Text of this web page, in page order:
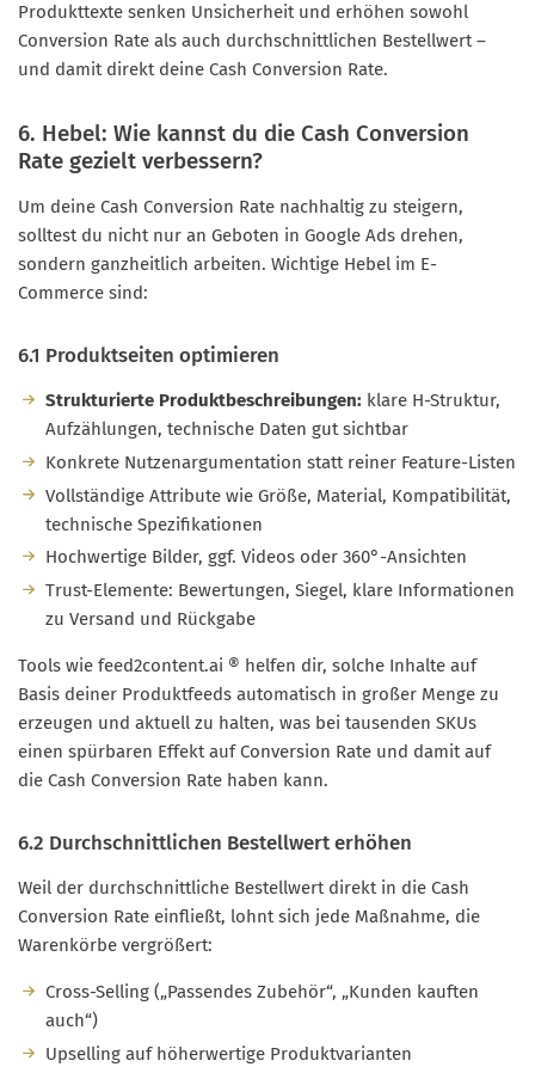
Produkttexte senken Unsicherheit und erhöhen sowohl
Conversion Rate als auch durchschnittlichen Bestellwert –
und damit direkt deine Cash Conversion Rate.
6. Hebel: Wie kannst du die Cash Conversion
Rate gezielt verbessern?
Um deine Cash Conversion Rate nachhaltig zu steigern,
solltest du nicht nur an Geboten in Google Ads drehen,
sondern ganzheitlich arbeiten. Wichtige Hebel im E-
Commerce sind:
6.1 Produktseiten optimieren
Strukturierte Produktbeschreibungen: klare H-Struktur,
Aufzählungen, technische Daten gut sichtbar
Konkrete Nutzenargumentation statt reiner Feature-Listen
Vollständige Attribute wie Größe, Material, Kompatibilität,
technische Spezifikationen
Hochwertige Bilder, ggf. Videos oder 360°-Ansichten
Trust-Elemente: Bewertungen, Siegel, klare Informationen
zu Versand und Rückgabe
Tools wie feed2content.ai ® helfen dir, solche Inhalte auf
Basis deiner Produktfeeds automatisch in großer Menge zu
erzeugen und aktuell zu halten, was bei tausenden SKUs
einen spürbaren Effekt auf Conversion Rate und damit auf
die Cash Conversion Rate haben kann.
6.2 Durchschnittlichen Bestellwert erhöhen
Weil der durchschnittliche Bestellwert direkt in die Cash
Conversion Rate einfließt, lohnt sich jede Maßnahme, die
Warenkörbe vergrößert:
Cross-Selling („Passendes Zubehör“, „Kunden kauften
auch“)
Upselling auf höherwertige Produktvarianten